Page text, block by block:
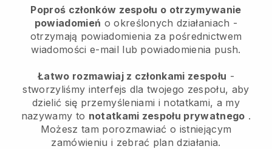
Poproś członków zespołu o otrzymywanie
powiadomień o określonych działaniach -
otrzymają powiadomienia za pośrednictwem
wiadomości e-mail lub powiadomienia push.
Łatwo rozmawiaj z członkami zespołu -
stworzyliśmy interfejs dla twojego zespołu, aby
dzielić się przemyśleniami i notatkami, a my
nazywamy to notatkami zespołu prywatnego .
Możesz tam porozmawiać o istniejącym
zamówieniu i zebrać plan działania.